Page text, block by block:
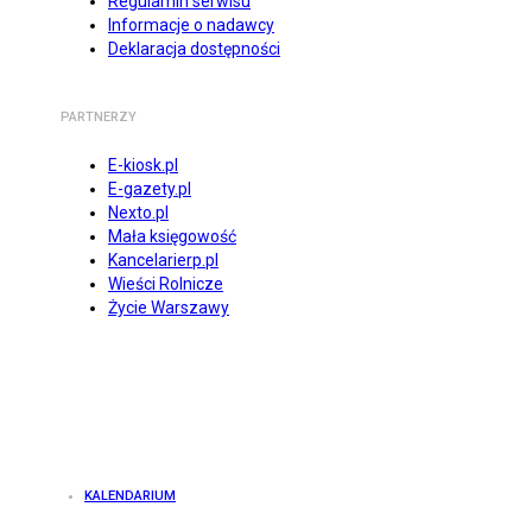
Informacje o nadawcy
Deklaracja dostępności
PARTNERZY
E-kiosk.pl
E-gazety.pl
Nexto.pl
Mała księgowość
Kancelarierp.pl
Wieści Rolnicze
Życie Warszawy
KALENDARIUM